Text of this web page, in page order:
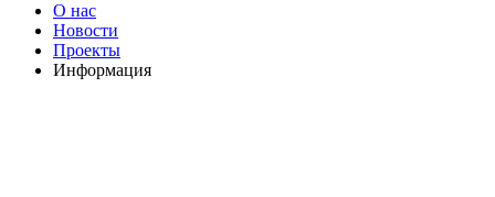
О нас
Новости
Проекты
Информация